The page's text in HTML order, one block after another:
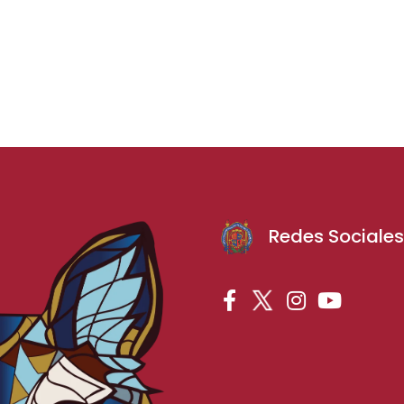
Redes Sociales